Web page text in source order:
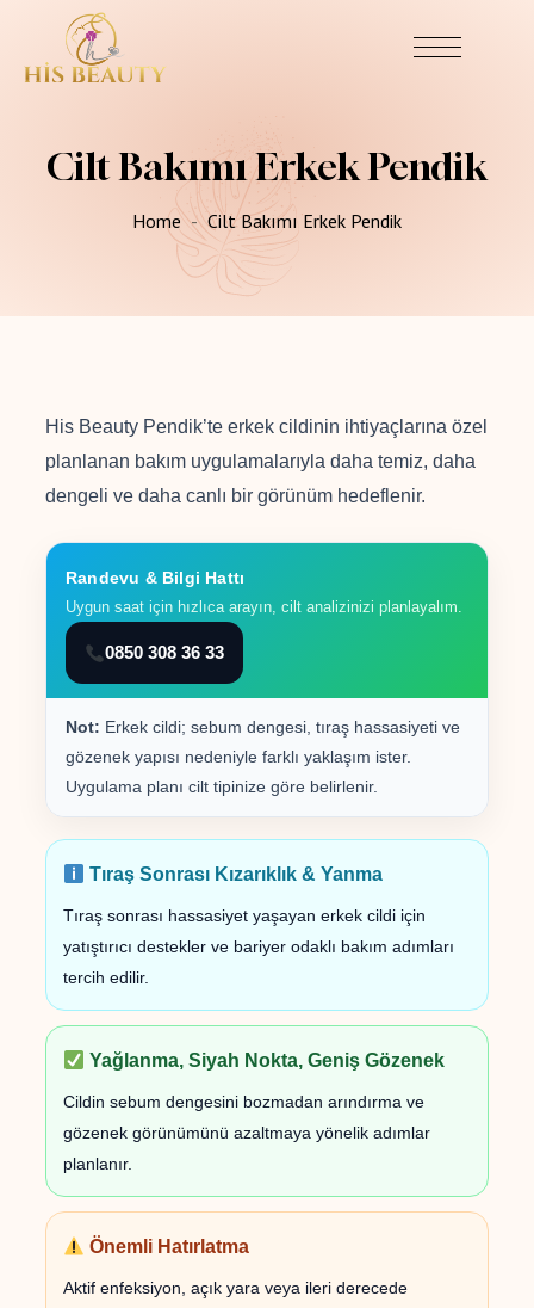
Cilt Bakımı Erkek Pendik
Home Cilt Bakımı Erkek Pendik
His Beauty Pendik’te erkek cildinin ihtiyaçlarına özel
planlanan bakım uygulamalarıyla daha temiz, daha
dengeli ve daha canlı bir görünüm hedeflenir.
Randevu & Bilgi Hattı
Uygun saat için hızlıca arayın, cilt analizinizi planlayalım.
0850 308 36 33
Not: Erkek cildi; sebum dengesi, tıraş hassasiyeti ve
gözenek yapısı nedeniyle farklı yaklaşım ister.
Uygulama planı cilt tipinize göre belirlenir.
Tıraş Sonrası Kızarıklık & Yanma
Tıraş sonrası hassasiyet yaşayan erkek cildi için
yatıştırıcı destekler ve bariyer odaklı bakım adımları
tercih edilir.
Yağlanma, Siyah Nokta, Geniş Gözenek
Cildin sebum dengesini bozmadan arındırma ve
gözenek görünümünü azaltmaya yönelik adımlar
planlanır.
Önemli Hatırlatma
Aktif enfeksiyon, açık yara veya ileri derecede